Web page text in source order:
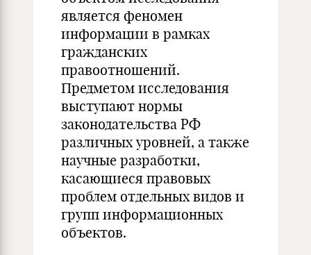
является феномен
информации в рамках
гражданских
правоотношений.
Предметом исследования
выступают нормы
законодательства РФ
различных уровней, а также
научные разработки,
касающиеся правовых
проблем отдельных видов и
групп информационных
объектов.